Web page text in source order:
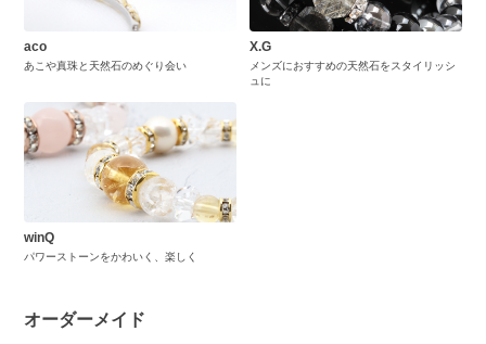
aco
あこや真珠と天然石のめぐり会い
X.G
メンズにおすすめの天然石をスタイリッシ
ュに
winQ
パワーストーンをかわいく、楽しく
オーダーメイド